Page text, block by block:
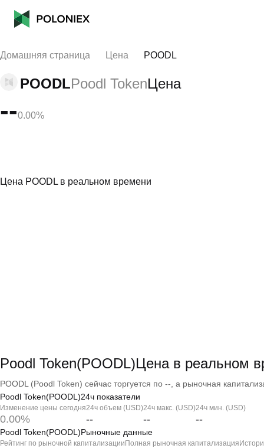
Домашняя страница Цена POODL
POODLPoodl TokenЦена
--0.00%
Цена POODL в реальном времени
Poodl Token(POODL)Цена в реальном
POODL (Poodl Token) сейчас торгуется по --, а рыночная
Poodl Token(POODL)24ч показатели
Изменение цены сегодня
0.00%
24ч объем (USD)
--
24ч макс. (USD)
--
24ч мин. (USD)
--
Poodl Token(POODL)Рыночные данные
Рейтинг по рыночной капитализации Полная рыночная капитализация